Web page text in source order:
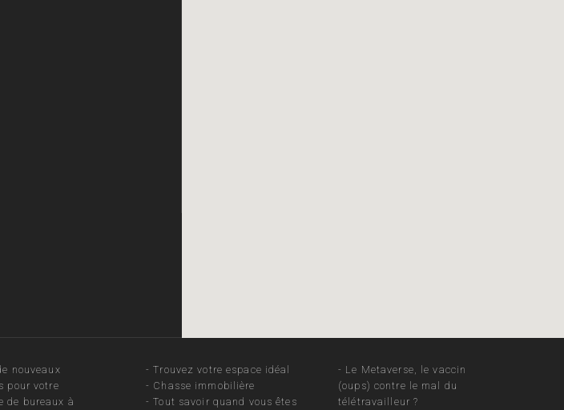
nouveaux
pour votre
de bureaux à
-Trouvez votre espace idéal
- Chasse immobilière
-Tout savoir quand vous êtes
- Le Metaverse, le vaccin
(oups) contre le mal du
télétravailleur ?